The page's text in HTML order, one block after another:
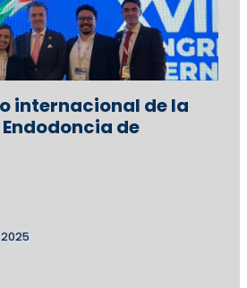
internacional de la
de